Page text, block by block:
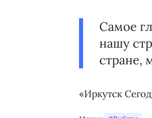
Самое
нашу
стране,
«Иркутск